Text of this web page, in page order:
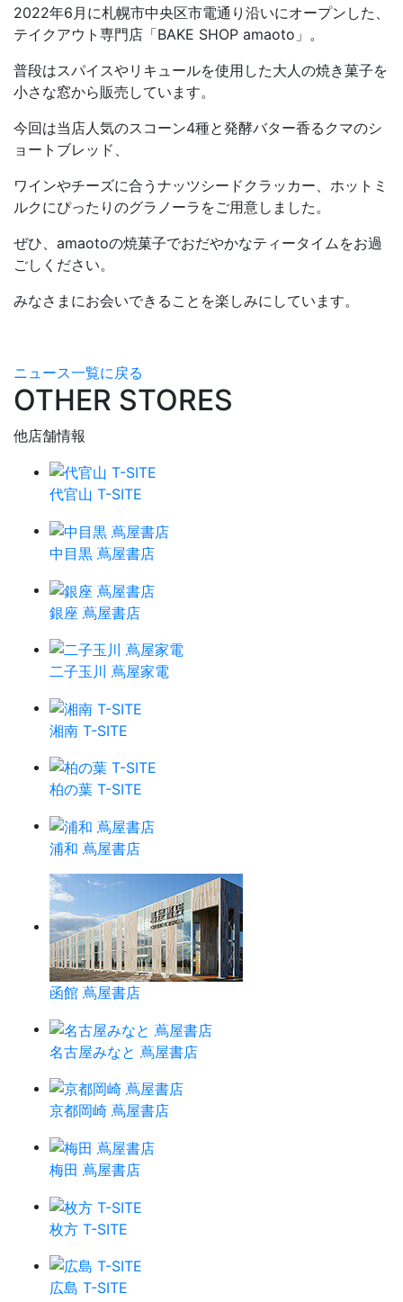
2022年6月に札幌市中央区市電通り沿いにオープンした、
テイクアウト専門店「BAKE SHOP amaoto」。
普段はスパイスやリキュールを使用した大人の焼き菓子を
小さな窓から販売しています。
今回は当店人気のスコーン4種と発酵バター香るクマのシ
ョートブレッド、
ワインやチーズに合うナッツシードクラッカー、ホットミ
ルクにぴったりのグラノーラをご用意しました。
ぜひ、amaotoの焼菓子でおだやかなティータイムをお過
ごしください。
みなさまにお会いできることを楽しみにしています。
ニュース一覧に戻る
OTHER STORES
他店舗情報
代官山 T-SITE
中目黒 蔦屋書店
銀座 蔦屋書店
二子玉川 蔦屋家電
湘南 T-SITE
柏の葉 T-SITE
浦和 蔦屋書店
函館 蔦屋書店
名古屋みなと 蔦屋書店
京都岡崎 蔦屋書店
梅田 蔦屋書店
枚方 T-SITE
広島 T-SITE